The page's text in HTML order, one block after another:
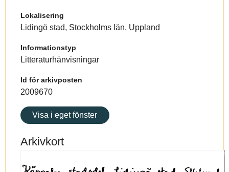
Lokalisering
Lidingö stad, Stockholms län, Uppland
Informationstyp
Litteraturhänvisningar
Id för arkivposten
2009670
Visa i eget fönster
Arkivkort